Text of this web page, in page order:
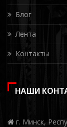
Блог
Лента
Контакты
НАШИ
г. Минск,